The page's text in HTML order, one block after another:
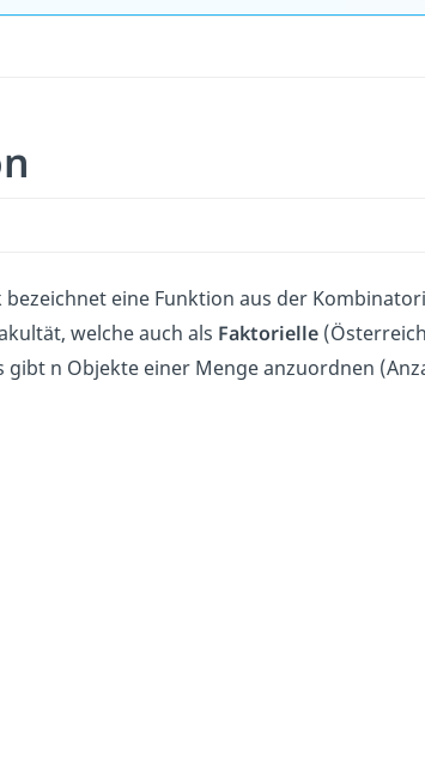
eine Funktion aus der
welche auch als Faktorielle
n Objekte einer Menge anzuordnen